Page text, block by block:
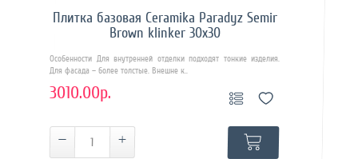
Плитка базовая Ceramika Paradyz Semir
Brown klinker 30х30
Особенности Для внутренней отделки подходят тонкие изделия.
Для фасада – более толстые. Внешне к..
3010.00р.